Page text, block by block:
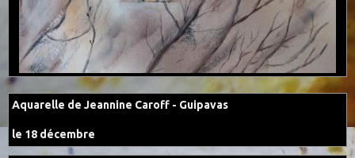
Aquarelle de Jeannine Caroff - Guipavas
le 18 décembre